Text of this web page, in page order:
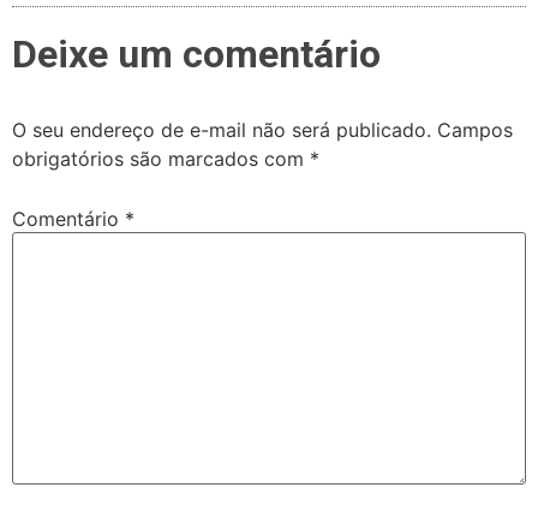
Deixe um comentário
O seu endereço de e-mail não será publicado. Campos
obrigatórios são marcados com *
Comentário *